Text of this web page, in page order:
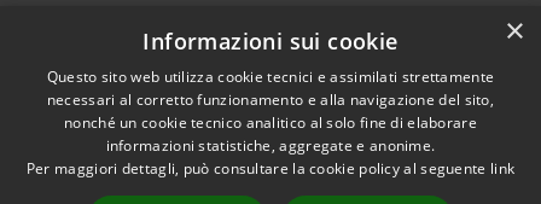
Accessibilità
Privacy
Mappa del sito
Comune convenzionato
Astigov
Progetto|Convenzione
Adesioni
×
Informazioni sui cookie
Questo sito web utilizza cookie tecnici e assimilati strettamente
necessari al corretto funzionamento e alla navigazione del sito,
nonché un cookie tecnico analitico al solo fine di elaborare
informazioni statistiche, aggregate e anonime.
Per maggiori dettagli, può consultare la cookie policy al seguente link